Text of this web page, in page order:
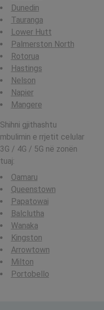
Dunedin
Tauranga
Lower Hutt
Palmerston North
Rotorua
Hastings
Nelson
Napier
Mangere
Shihni gjithashtu
mbulimin e rrjetit celular
3G / 4G / 5G në zonën
tuaj:
Oamaru
Queenstown
Papatowai
Balclutha
Wanaka
Kingston
Arrowtown
Milton
Portobello